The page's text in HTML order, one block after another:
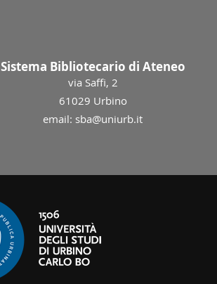
Sistema Bibliotecario di Ateneo
via Saffi, 2
61029 Urbino
email: sba@uniurb.it